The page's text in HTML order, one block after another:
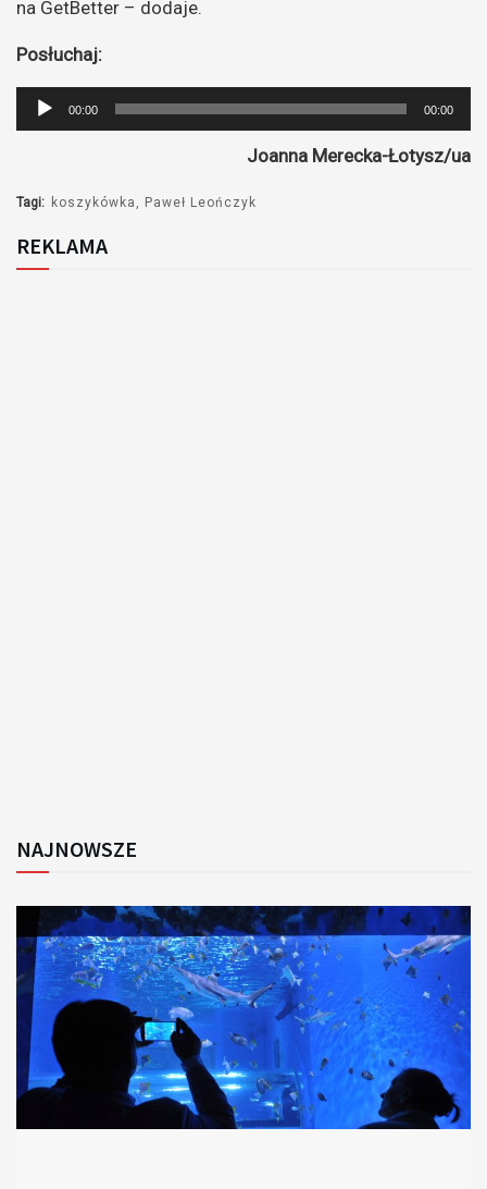
na GetBetter – dodaje.
Posłuchaj:
Odtwarzacz
plików
00:00 00:00
Joanna Merecka-Łotysz/ua
Tagi: koszykówka Paweł Leończyk
REKLAMA
NAJNOWSZE